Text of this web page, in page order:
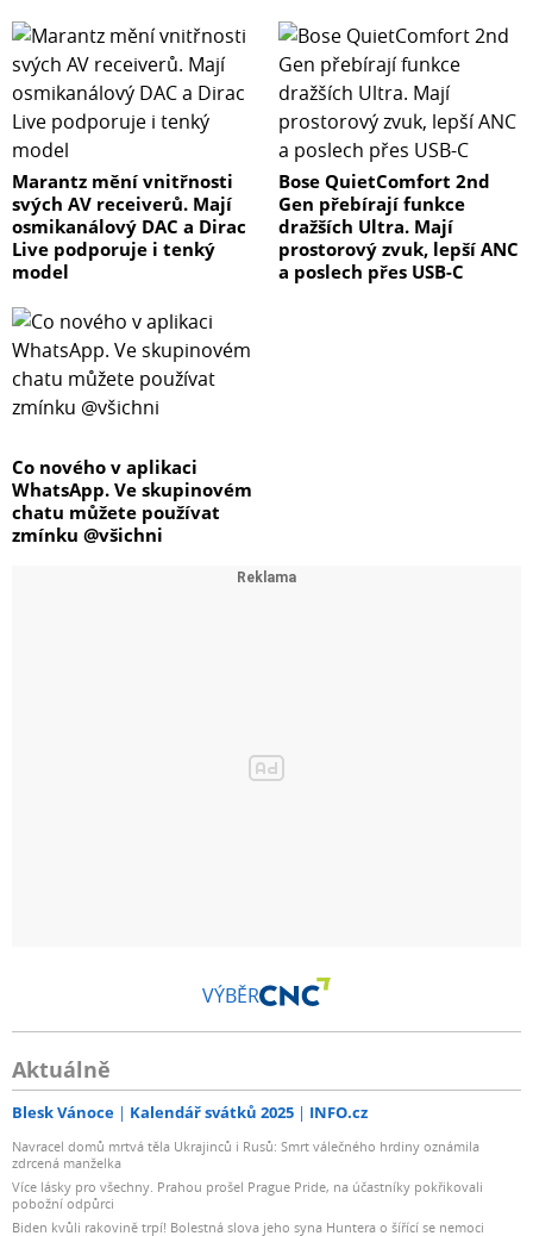
Marantz mění vnitřnosti
svých AV receiverů. Mají
osmikanálový DAC a Dirac
Live podporuje i tenký
model
Bose QuietComfort 2nd
Gen přebírají funkce
dražších Ultra. Mají
prostorový zvuk, lepší ANC
a poslech přes USB-C
Co nového v aplikaci
WhatsApp. Ve skupinovém
chatu můžete používat
zmínku @všichni
VÝBĚR
Aktuálně
Blesk Vánoce Kalendář svátků 2025 INFO.cz
Navracel domů mrtvá těla Ukrajinců i Rusů: Smrt válečného hrdiny oznámila
zdrcená manželka
Více lásky pro všechny. Prahou prošel Prague Pride, na účastníky pokřikovali
pobožní odpůrci
Biden kvůli rakovině trpí! Bolestná slova jeho syna Huntera o šířící se nemoci